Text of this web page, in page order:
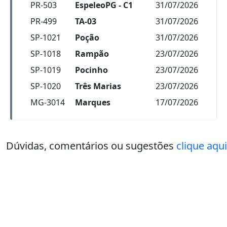
Dúvidas, comentários ou sugestões clique aqui